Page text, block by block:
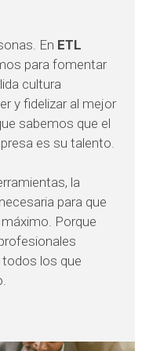
En ETL
para fomentar
cultura
y fidelizar al mejor
sabemos que el
es su talento.
la
para que
Porque
los que